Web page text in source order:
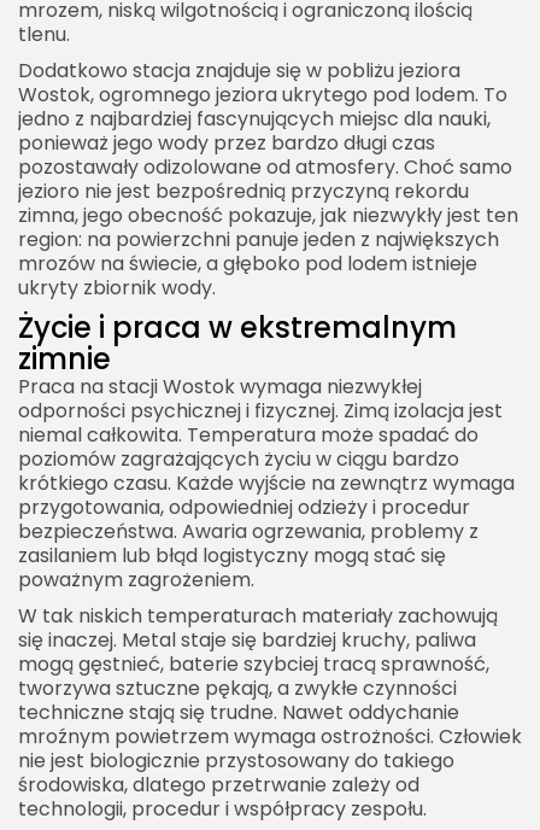
mrozem, niską wilgotnością i ograniczoną ilością
tlenu.
Dodatkowo stacja znajduje się w pobliżu jeziora
Wostok, ogromnego jeziora ukrytego pod lodem. To
jedno z najbardziej fascynujących miejsc dla nauki,
ponieważ jego wody przez bardzo długi czas
pozostawały odizolowane od atmosfery. Choć samo
jezioro nie jest bezpośrednią przyczyną rekordu
zimna, jego obecność pokazuje, jak niezwykły jest ten
region: na powierzchni panuje jeden z największych
mrozów na świecie, a głęboko pod lodem istnieje
ukryty zbiornik wody.
Życie i praca w ekstremalnym
zimnie
Praca na stacji Wostok wymaga niezwykłej
odporności psychicznej i fizycznej. Zimą izolacja jest
niemal całkowita. Temperatura może spadać do
poziomów zagrażających życiu w ciągu bardzo
krótkiego czasu. Każde wyjście na zewnątrz wymaga
przygotowania, odpowiedniej odzieży i procedur
bezpieczeństwa. Awaria ogrzewania, problemy z
zasilaniem lub błąd logistyczny mogą stać się
poważnym zagrożeniem.
W tak niskich temperaturach materiały zachowują
się inaczej. Metal staje się bardziej kruchy, paliwa
mogą gęstnieć, baterie szybciej tracą sprawność,
tworzywa sztuczne pękają, a zwykłe czynności
techniczne stają się trudne. Nawet oddychanie
mroźnym powietrzem wymaga ostrożności. Człowiek
nie jest biologicznie przystosowany do takiego
środowiska, dlatego przetrwanie zależy od
technologii, procedur i współpracy zespołu.